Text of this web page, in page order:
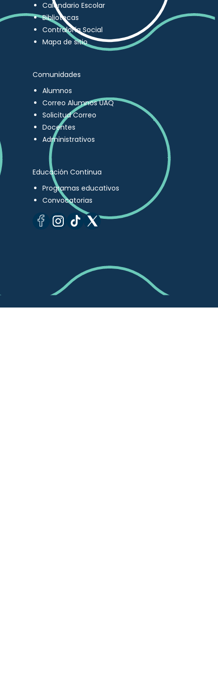
Calendario Escolar
Bibliotecas
Contraloría Social
Mapa de sitio
Comunidades
Alumnos
Correo Alumnos UAQ
Solicitud Correo
Docentes
Administrativos
Educación Continua
Programas educativos
Convocatorias